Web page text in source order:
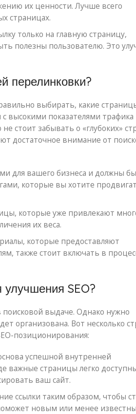
их ценности. Лучше всего
страницах.
только на главную страницу,
полезны пользователю. Это
перелинковки?
выбирать, какие
высокими показателями трафика
стоит забывать о «глубоких»
достаточное внимание от
для вашего бизнеса и должны
которые вы хотите
которые уже привлекают
их веса.
которые предоставляют
также стоит включать в
улучшения SEO?
выдаче. Однако нужно
организована. Вот несколько
позиционирования:
успешной внутренней
важные страницы легко
ваш сайт.
ссылки таким образом, чтобы
новым или менее